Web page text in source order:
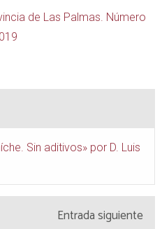
de Las Palmas. Número
Sin aditivos» por D. Luis
Entrada siguiente